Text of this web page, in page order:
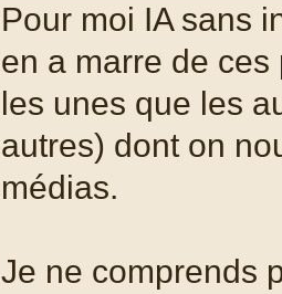
Pour moi IA sans
en a marre de
les unes que les
autres) dont on
médias.
Je ne comprends